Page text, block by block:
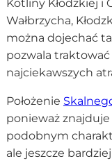
Kotliny Kłodzkiej i
Wałbrzycha,
można dojechać
pozwala
najciekawszych
Położenie
ponieważ
podobnym
ale jeszcze